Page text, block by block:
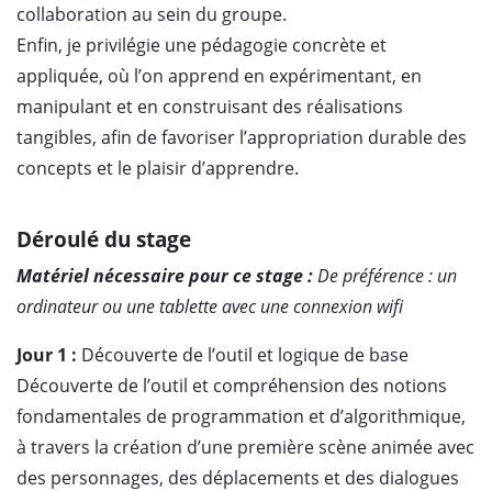
collaboration au sein du groupe.
Enfin, je privilégie une pédagogie concrète et
appliquée, où l’on apprend en expérimentant, en
manipulant et en construisant des réalisations
tangibles, afin de favoriser l’appropriation durable des
concepts et le plaisir d’apprendre.
Déroulé du stage
Matériel nécessaire pour ce stage :De préférence : un
ordinateur ou une tablette avec une connexion wifi
Jour 1 : Découverte de l’outil et logique de base
Découverte de l’outil et compréhension des notions
fondamentales de programmation et d’algorithmique,
à travers la création d’une première scène animée avec
des personnages, des déplacements et des dialogues